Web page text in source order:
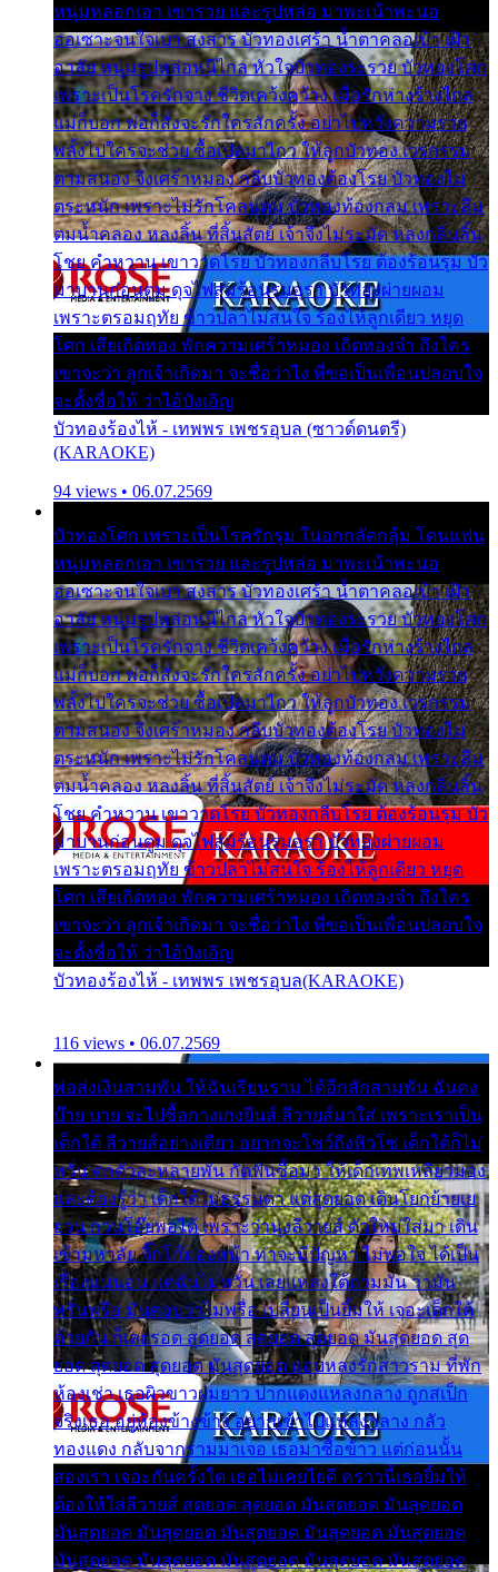
หนุ่มหลอกเอา เขารวย และรูปหล่อ มาพะเน้าพะนอ
ออเซาะจนใจเบา สงสาร บัวทองเศร้า น้ำตาคลอเบ้า เฝ้า
อาลัย หนุ่มรูปหล่อหนีไกล หัวใจบัวทองระรวย บัวทองโศก
เพราะเป็นโรครักจาง ชีวิตเคว้งคว้าง เมื่อรักห่างร้างไกล
แม่ก็บอก พ่อก็สั่งจะรักใครสักครั้ง อย่าไปหวังความรวย
พลั้งไปใครจะช่วย ซื้อเปลมาไกว ให้ลูกบัวทอง เวรกรรม
ตามสนอง จึงเศร้าหมอง กลีบบัวทองต้องโรย บัวทองไม่
ตระหนัก เพราะไม่รักโคลนตม บัวทองท้องกลม เพราะลืม
ตมน้ำคลอง หลงลิ้น ที่สิ้นสัตย์ เจ้าจึงไม่ระมัด หลงกลิ่นลิ้น
โชย คำหวาน เขาวาดโรย บัวทองกลีบโรย ต้องร้อนรุม บัว
มาบานก่อนตูม ดุจไฟสุมร้อนรุมอุรา บัวทองผ่ายผอม
เพราะตรอมฤทัย ข้าวปลาไม่สนใจ ร้องไห้ลูกเดียว หยุด
โศก เสียเถิดทอง พักความเศร้าหมอง เถิดทองจ๋า ถึงใคร
เขาจะว่า ลูกเจ้าเกิดมา จะชื่อว่าไง พี่ขอเป็นเพื่อนปลอบใจ
จะตั้งชื่อให้ ว่าไอ้บังเอิญ
บัวทองร้องไห้ - เทพพร เพชรอุบล (ซาวด์ดนตรี)
(KARAOKE)
94 views • 06.07.2569
บัวทองโศก เพราะเป็นโรครักรุม ในอกกลัดกลุ้ม โดนแฟน
หนุ่มหลอกเอา เขารวย และรูปหล่อ มาพะเน้าพะนอ
ออเซาะจนใจเบา สงสาร บัวทองเศร้า น้ำตาคลอเบ้า เฝ้า
อาลัย หนุ่มรูปหล่อหนีไกล หัวใจบัวทองระรวย บัวทองโศก
เพราะเป็นโรครักจาง ชีวิตเคว้งคว้าง เมื่อรักห่างร้างไกล
แม่ก็บอก พ่อก็สั่งจะรักใครสักครั้ง อย่าไปหวังความรวย
พลั้งไปใครจะช่วย ซื้อเปลมาไกว ให้ลูกบัวทอง เวรกรรม
ตามสนอง จึงเศร้าหมอง กลีบบัวทองต้องโรย บัวทองไม่
ตระหนัก เพราะไม่รักโคลนตม บัวทองท้องกลม เพราะลืม
ตมน้ำคลอง หลงลิ้น ที่สิ้นสัตย์ เจ้าจึงไม่ระมัด หลงกลิ่นลิ้น
โชย คำหวาน เขาวาดโรย บัวทองกลีบโรย ต้องร้อนรุม บัว
มาบานก่อนตูม ดุจไฟสุมร้อนรุมอุรา บัวทองผ่ายผอม
เพราะตรอมฤทัย ข้าวปลาไม่สนใจ ร้องไห้ลูกเดียว หยุด
โศก เสียเถิดทอง พักความเศร้าหมอง เถิดทองจ๋า ถึงใคร
เขาจะว่า ลูกเจ้าเกิดมา จะชื่อว่าไง พี่ขอเป็นเพื่อนปลอบใจ
จะตั้งชื่อให้ ว่าไอ้บังเอิญ
บัวทองร้องไห้ - เทพพร เพชรอุบล(KARAOKE)
116 views • 06.07.2569
พ่อส่งเงินสามพัน ให้ฉันเรียนราม ได้อีกสักสามพัน ฉันคง
บ๊าย บาย จะไปซื้อกางเกงยีนส์ ลีวายส์มาใส่ เพราะเราเป็น
เด็กใต้ ลีวายส์อย่างเดียว อยากจะโชว์ถึงหิวโซ เด็กใต้ก็ไม่
หวั่น ตกตัวละหลายพัน กัดฟันซื้อมา ให้เด็กเทพเหลียวมอง
และต้องรู้ว่า เด็กใต้ไม่ธรรมดา แต่สุดยอด เดินโยกย้ายเย
ยวน กวนโอ๊ยพอได้ เพราะว่านุ่งลีวายส์ ตัวใหม่ใส่มา เดิน
เข้ามหาลัย จิ๊กโก๊มองหน้า ท่าจะมีปัญหา ไม่พอใจ ได้เป็น
เรื่องแน่นอน แต่ฉันไม่หวั่น เลยแหลงใต้ถามมัน ว่ามัน
พรั่นพรือ มันตอบว่าไม่พรื่อ เปลี่ยนเป็นยิ้มให้ เจอะเด็กใต้
ด้วยกัน ก็เลยรอด สุดยอด สุดยอด สุดยอด มันสุดยอด สุด
ยอด สุดยอด สุดยอด มันสุดยอด แอบหลงรักสาวราม ที่พัก
ห้องเช่า เธอผิวขาวผมยาว ปากแดงแหลงกลาง ถูกสเป็ก
จริงเธอ อยู่ห้องข้างข้าง อยากเข้าไปแหลงกลาง กลัว
ทองแดง กลับจากรามมาเจอ เธอมาซื้อข้าว แต่ก่อนนั้น
สองเรา เจอะกันครั้งใด เธอไม่เคยไยดี คราวนี้เธอยิ้มให้
ต้องให้ใส่ลีวายส์ สุดยอด สุดยอด มันสุดยอด มันสุดยอด
มันสุดยอด มันสุดยอด มันสุดยอด มันสุดยอด มันสุดยอด
มันสุดยอด มันสุดยอด มันสุดยอด มันสุดยอด มันสุดยอด